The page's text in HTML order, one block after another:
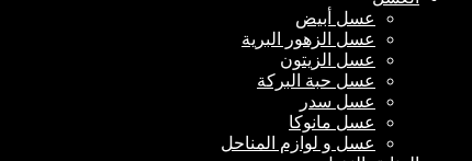
عسل أبيض
عسل الزهور البرية
عسل الزيتون
عسل حبة البركة
عسل سدر
عسل مانوكا
عسل و لوازم المناحل